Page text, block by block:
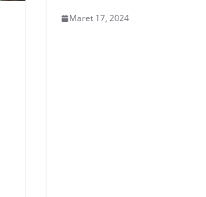
Maret 17, 2024